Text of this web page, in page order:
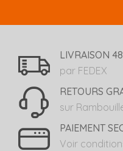
LIVRAISON
par FEDEX
RETOURS
sur
PAIEMENT
Voir